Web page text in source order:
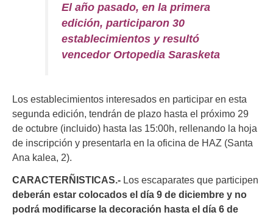
El año pasado, en la primera
edición, participaron 30
establecimientos y resultó
vencedor Ortopedia Sarasketa
Los establecimientos interesados en participar en esta
segunda edición, tendrán de plazo hasta el próximo 29
de octubre (incluido) hasta las 15:00h, rellenando la hoja
de inscripción y presentarla en la oficina de HAZ (Santa
Ana kalea, 2).
CARACTERÑISTICAS.- Los escaparates que participen
deberán estar colocados el día 9 de diciembre y no
podrá modificarse la decoración hasta el día 6 de